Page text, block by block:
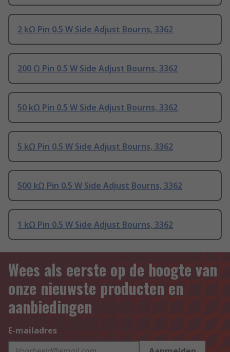
2 kΩ Pin 0.5 W Side Adjust Bourns, 3362
200 Ω Pin 0.5 W Side Adjust Bourns, 3362
50 kΩ Pin 0.5 W Side Adjust Bourns, 3362
5 kΩ Pin 0.5 W Side Adjust Bourns, 3362
500 kΩ Pin 0.5 W Side Adjust Bourns, 3362
1 kΩ Pin 0.5 W Side Adjust Bourns, 3362
Wees als eerste op de hoogte van
onze nieuwste producten en
aanbiedingen
E-mailadres